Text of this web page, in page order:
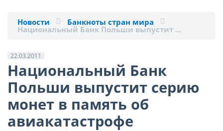
Новости Банкноты стран мира
Национальный Банк Польши выпустит …
22.03.2011
Национальный Банк
Польши выпустит серию
монет в память об
авиакатастрофе